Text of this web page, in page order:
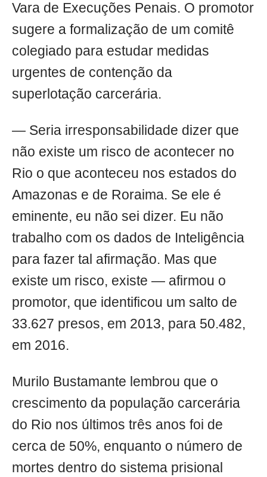
Vara de Execuções Penais. O promotor
sugere a formalização de um comitê
colegiado para estudar medidas
urgentes de contenção da
superlotação carcerária.
— Seria irresponsabilidade dizer que
não existe um risco de acontecer no
Rio o que aconteceu nos estados do
Amazonas e de Roraima. Se ele é
eminente, eu não sei dizer. Eu não
trabalho com os dados de Inteligência
para fazer tal afirmação. Mas que
existe um risco, existe — afirmou o
promotor, que identificou um salto de
33.627 presos, em 2013, para 50.482,
em 2016.
Murilo Bustamante lembrou que o
crescimento da população carcerária
do Rio nos últimos três anos foi de
cerca de 50%, enquanto o número de
mortes dentro do sistema prisional